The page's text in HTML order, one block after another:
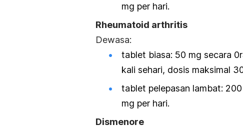
mg per hari.
Rheumatoid arthritis
Dewasa:
tablet biasa: 50 mg secara
kali sehari, dosis maksimal
tablet pelepasan lambat:
mg per hari.
Dismenore